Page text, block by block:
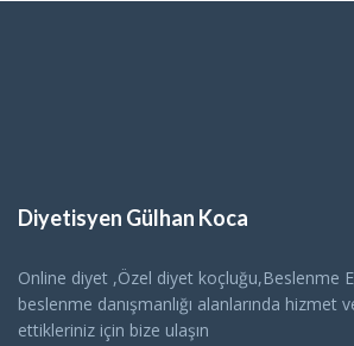
Diyetisyen Gülhan Koca
Online diyet ,Özel diyet koçluğu,Beslenme
beslenme danışmanlığı alanlarında hizmet
ettikleriniz için bize ulaşın